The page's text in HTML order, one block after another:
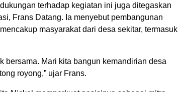
terhadap kegiatan ini juga ditegaskan
Frans Datang. Ia menyebut pembangunan
masyarakat dari desa sekitar, termasuk
bersama. Mari kita bangun kemandirian desa
royong,” ujar Frans.